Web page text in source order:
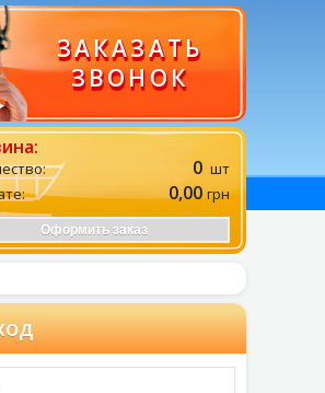
ЗАКАЗАТЬ
ЗВОНОК
0 шт
0,00 грн
Оформить заказ